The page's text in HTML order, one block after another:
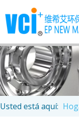
Usted está aquí: